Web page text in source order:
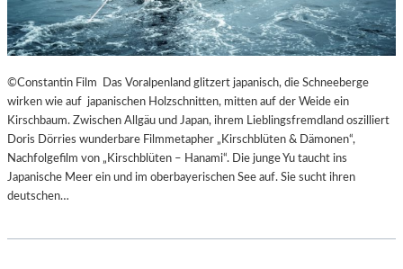
©Constantin Film Das Voralpenland glitzert japanisch, die Schneeberge
wirken wie auf japanischen Holzschnitten, mitten auf der Weide ein
Kirschbaum. Zwischen Allgäu und Japan, ihrem Lieblingsfremdland oszilliert
Doris Dörries wunderbare Filmmetapher „Kirschblüten & Dämonen“,
Nachfolgefilm von „Kirschblüten – Hanami“. Die junge Yu taucht ins
Japanische Meer ein und im oberbayerischen See auf. Sie sucht ihren
deutschen…